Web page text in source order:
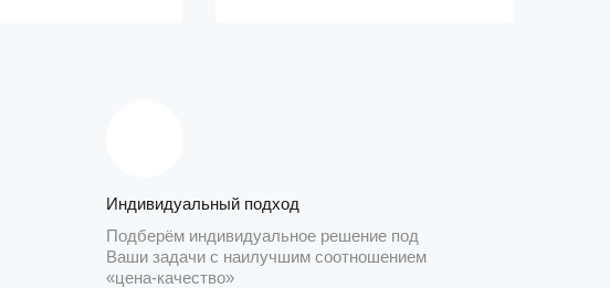
Индивидуальный подход
Подберём индивидуальное решение под
Ваши задачи с наилучшим соотношением
«цена-качество»